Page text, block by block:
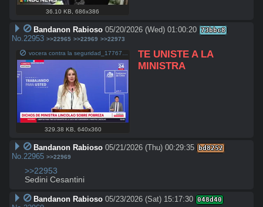
36.10 KB 686x386
Bandanon Rabioso 05/20/2026 (Wed) 01:00:20 73bbc8
No.22953 >>22965 >>22969 >>22973
329.38 KB 640x360
TE UNISTE A LA
MINISTRA
Bandanon Rabioso 05/21/2026 (Thu) 00:29:35 bd8252
No.22965 >>22969
>>22953
Sedini Cesantini
Bandanon Rabioso 05/23/2026 (Sat) 15:17:30 048d40